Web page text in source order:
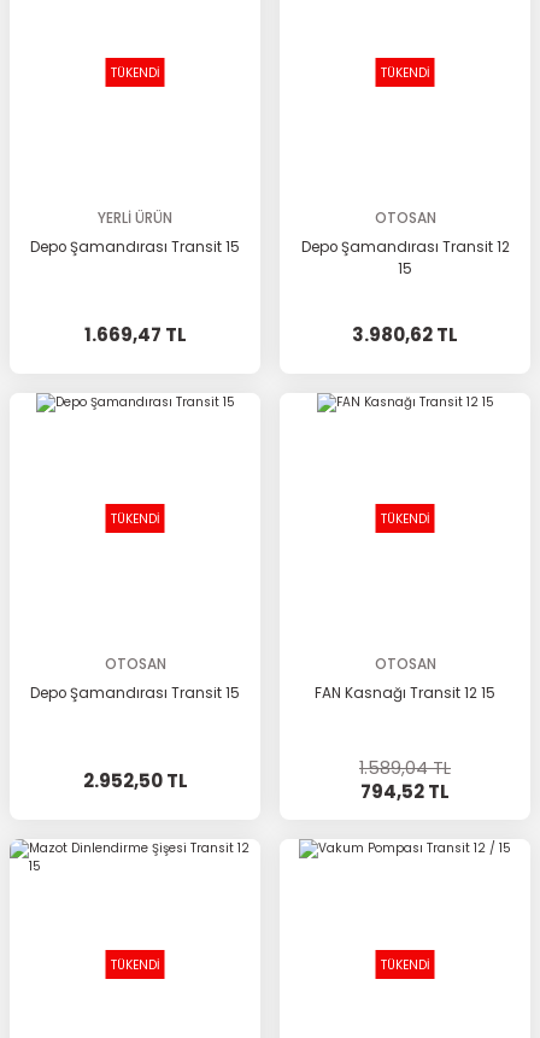
TÜKENDİ
YERLİ ÜRÜN
Depo Şamandırası Transit 15
1.669,47 TL
TÜKENDİ
OTOSAN
Depo Şamandırası Transit 12
15
3.980,62 TL
TÜKENDİ
OTOSAN
Depo Şamandırası Transit 15
2.952,50 TL
TÜKENDİ
OTOSAN
FAN Kasnağı Transit 12 15
1.589,04 TL
794,52 TL
TÜKENDİ TÜKENDİ